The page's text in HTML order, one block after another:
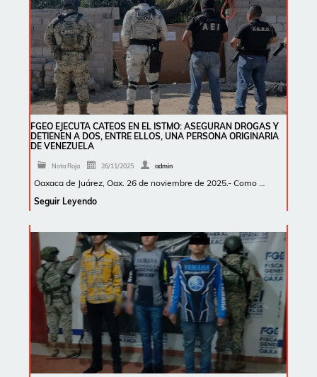
FGEO EJECUTA CATEOS EN EL ISTMO: ASEGURAN DROGAS Y
DETIENEN A DOS, ENTRE ELLOS, UNA PERSONA ORIGINARIA
DE VENEZUELA
Nota Roja 26/11/2025 admin
Oaxaca de Juárez, Oax. 26 de noviembre de 2025.- Como …
Seguir Leyendo